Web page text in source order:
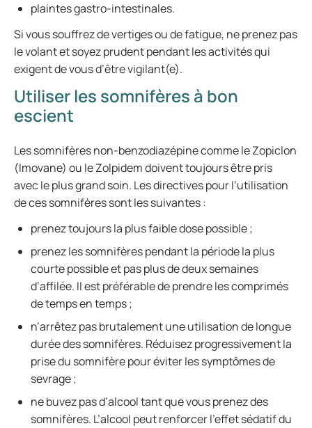
plaintes gastro-intestinales.
Si vous souffrez de vertiges ou de fatigue, ne prenez pas
le volant et soyez prudent pendant les activités qui
exigent de vous d’être vigilant(e).
Utiliser les somnifères à bon
escient
Les somnifères non-benzodiazépine comme le Zopiclon
(Imovane) ou le Zolpidem doivent toujours être pris
avec le plus grand soin. Les directives pour l’utilisation
de ces somnifères sont les suivantes :
prenez toujours la plus faible dose possible ;
prenez les somnifères pendant la période la plus
courte possible et pas plus de deux semaines
d’affilée. Il est préférable de prendre les comprimés
de temps en temps ;
n’arrêtez pas brutalement une utilisation de longue
durée des somnifères. Réduisez progressivement la
prise du somnifère pour éviter les symptômes de
sevrage ;
ne buvez pas d’alcool tant que vous prenez des
somnifères. L’alcool peut renforcer l’effet sédatif du